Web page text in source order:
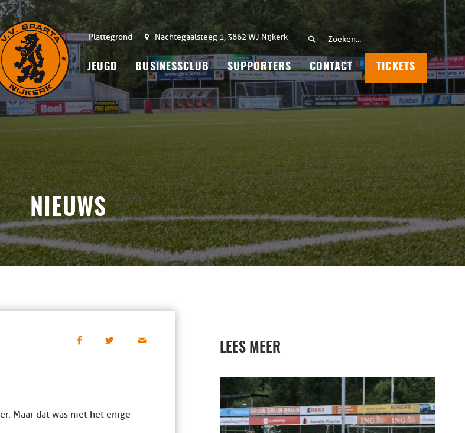
Plattegrond Nachtegaalsteeg 1, 3862 WJ Nijkerk
JEUGD BUSINESSCLUB SUPPORTERS CONTACT TICKETS
NIEUWS
Maar dat was niet het enige
LEES MEER